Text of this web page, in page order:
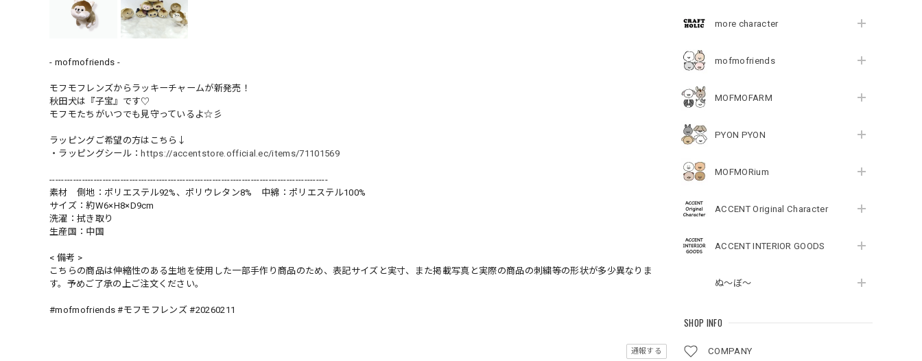
more character
mofmofriends
MOFMOFARM
PYON PYON
MOFMORium
ACCENT Original Character
ACCENT INTERIOR GOODS
ぬ～ぼ～
SHOP INFO
COMPANY
- mofmofriends -
モフモフレンズからラッキーチャームが新発売！
秋田犬は『子宝』です♡
モフモたちがいつでも見守っているよ☆彡
ラッピングご希望の方はこちら↓
・ラッピングシール：https://accentstore.official.ec/items/71101569
----------------------------------------------------------------------------------------------
素材 側地：ポリエステル92%、ポリウレタン8% 中綿：ポリエステル100%
サイズ：約W6×H8×D9cm
洗濯：拭き取り
生産国：中国
< 備考 >
こちらの商品は伸縮性のある生地を使用した一部手作り商品のため、表記サイズと実寸、また掲載写真と実際の商品の刺繍等の形状が多少異なりま
す。予めご了承の上ご注文ください。
#mofmofriends #モフモフレンズ #20260211
通報する